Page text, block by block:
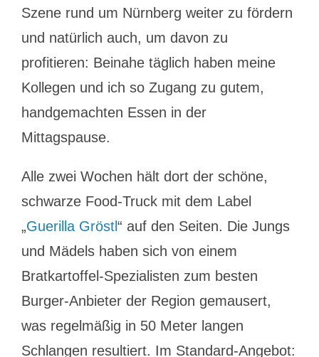
Szene rund um Nürnberg weiter zu fördern
und natürlich auch, um davon zu
profitieren: Beinahe täglich haben meine
Kollegen und ich so Zugang zu gutem,
handgemachten Essen in der
Mittagspause.
Alle zwei Wochen hält dort der schöne,
schwarze Food-Truck mit dem Label
„Guerilla Gröstl“ auf den Seiten. Die Jungs
und Mädels haben sich von einem
Bratkartoffel-Spezialisten zum besten
Burger-Anbieter der Region gemausert,
was regelmäßig in 50 Meter langen
Schlangen resultiert. Im Standard-Angebot: